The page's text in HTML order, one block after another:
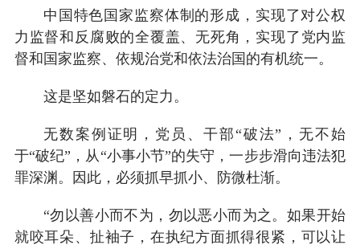
中国特色国家监察体制的形成，实现了对公权
力监督和反腐败的全覆盖、无死角，实现了党内监
督和国家监察、依规治党和依法治国的有机统一。
这是坚如磐石的定力。
无数案例证明，党员、干部“破法”，无不始
于“破纪”，从“小事小节”的失守，一步步滑向违法犯
罪深渊。因此，必须抓早抓小、防微杜渐。
“勿以善小而不为，勿以恶小而为之。如果开始
就咬耳朵、扯袖子，在执纪方面抓得很紧，可以让